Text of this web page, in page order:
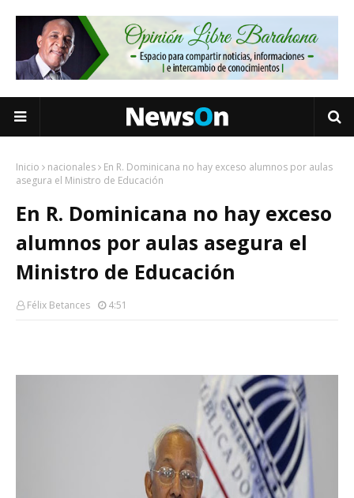
Inicio nacionales
En R. Dominicana no hay exceso alumnos por aulas
asegura el Ministro de Educación
En R. Dominicana no hay exceso
alumnos por aulas asegura el
Ministro de Educación
Félix Betances 4:51